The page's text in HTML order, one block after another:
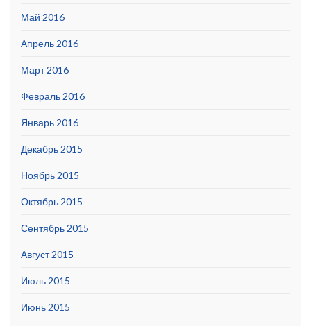
Май 2016
Апрель 2016
Март 2016
Февраль 2016
Январь 2016
Декабрь 2015
Ноябрь 2015
Октябрь 2015
Сентябрь 2015
Август 2015
Июль 2015
Июнь 2015